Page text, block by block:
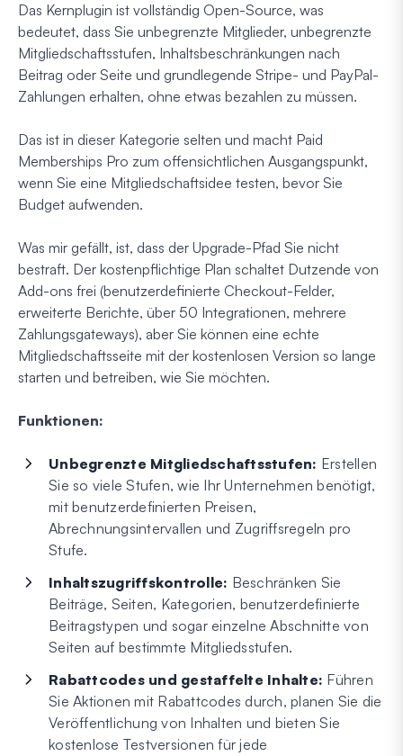
Das Kernplugin ist vollständig Open-Source, was
bedeutet, dass Sie unbegrenzte Mitglieder, unbegrenzte
Mitgliedschaftsstufen, Inhaltsbeschränkungen nach
Beitrag oder Seite und grundlegende Stripe- und PayPal-
Zahlungen erhalten, ohne etwas bezahlen zu müssen.
Das ist in dieser Kategorie selten und macht Paid
Memberships Pro zum offensichtlichen Ausgangspunkt,
wenn Sie eine Mitgliedschaftsidee testen, bevor Sie
Budget aufwenden.
Was mir gefällt, ist, dass der Upgrade-Pfad Sie nicht
bestraft. Der kostenpflichtige Plan schaltet Dutzende von
Add-ons frei (benutzerdefinierte Checkout-Felder,
erweiterte Berichte, über 50 Integrationen, mehrere
Zahlungsgateways), aber Sie können eine echte
Mitgliedschaftsseite mit der kostenlosen Version so lange
starten und betreiben, wie Sie möchten.
Funktionen:
Unbegrenzte Mitgliedschaftsstufen: Erstellen
Sie so viele Stufen, wie Ihr Unternehmen benötigt,
mit benutzerdefinierten Preisen,
Abrechnungsintervallen und Zugriffsregeln pro
Stufe.
Inhaltszugriffskontrolle: Beschränken Sie
Beiträge, Seiten, Kategorien, benutzerdefinierte
Beitragstypen und sogar einzelne Abschnitte von
Seiten auf bestimmte Mitgliedsstufen.
Rabattcodes und gestaffelte Inhalte: Führen
Sie Aktionen mit Rabattcodes durch, planen Sie die
Veröffentlichung von Inhalten und bieten Sie
kostenlose Testversionen für jede